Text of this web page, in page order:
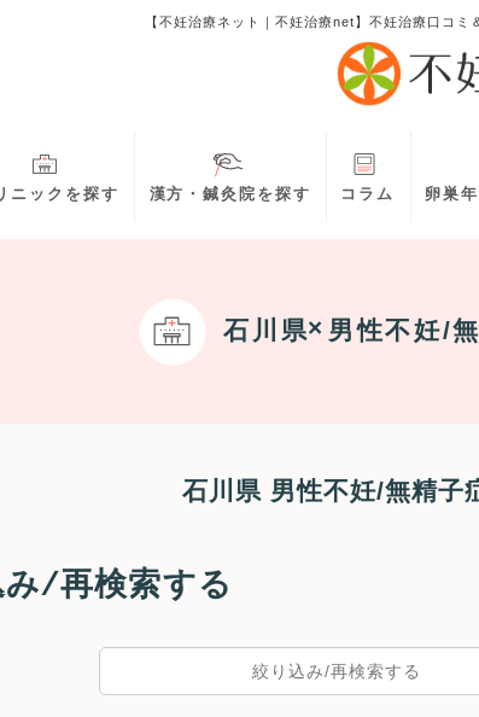
【不妊治療ネット｜不妊治療net】不妊治療口コ
ニックを探す 漢方・鍼灸院を探す コラム 卵巣
石川県 男性不妊/
石川県 男性不妊/無精子
/再検索する
絞り込み/再検索する